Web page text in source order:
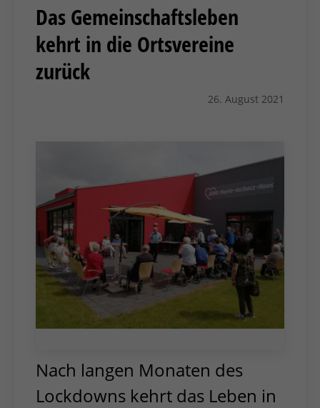
Das Gemeinschaftsleben
kehrt in die Ortsvereine
zurück
26. August 2021
Nach langen Monaten des
Lockdowns kehrt das Leben in